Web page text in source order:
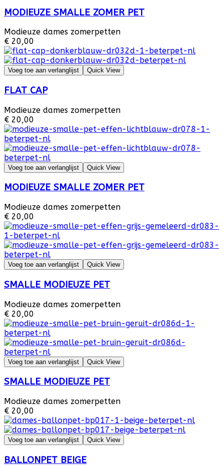
MODIEUZE SMALLE ZOMER PET
Modieuze dames zomerpetten
€ 20,00
Voeg toe aan verlanglijst Quick View
FLAT CAP
Modieuze dames zomerpetten
€ 20,00
Voeg toe aan verlanglijst Quick View
MODIEUZE SMALLE ZOMER PET
Modieuze dames zomerpetten
€ 20,00
Voeg toe aan verlanglijst Quick View
SMALLE MODIEUZE PET
Modieuze dames zomerpetten
€ 20,00
Voeg toe aan verlanglijst Quick View
SMALLE MODIEUZE PET
Modieuze dames zomerpetten
€ 20,00
Voeg toe aan verlanglijst Quick View
BALLONPET BEIGE